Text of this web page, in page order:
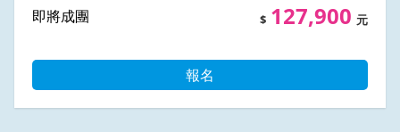
即將成團 127,900
報名